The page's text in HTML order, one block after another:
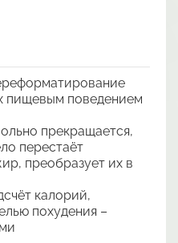
пищевым поведением
прекращается,
перестаёт
преобразует их в
калорий,
похудения –